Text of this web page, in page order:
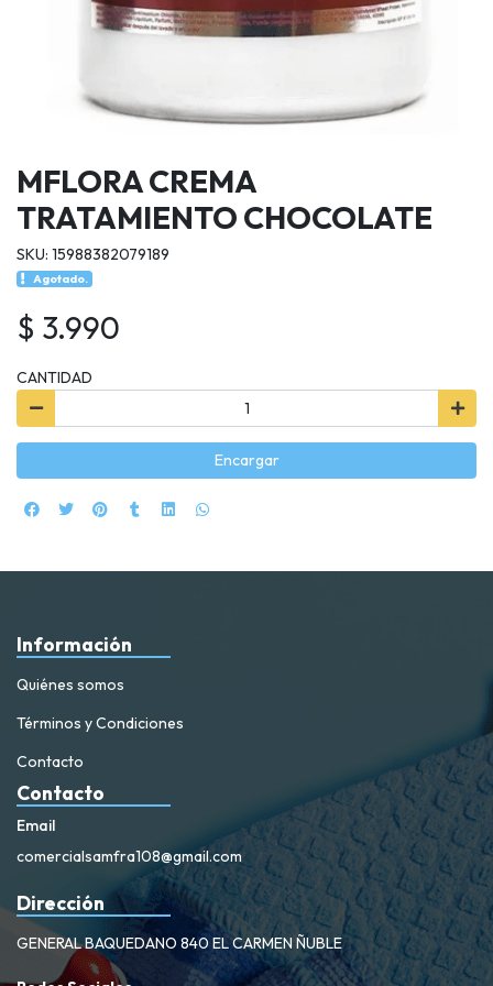
MFLORA CREMA
TRATAMIENTO CHOCOLATE
SKU: 15988382079189
Agotado.
$ 3.990
CANTIDAD
Encargar
Información
Quiénes somos
Términos y Condiciones
Contacto
Contacto
Email
comercialsamfra108@gmail.com
Dirección
GENERAL BAQUEDANO 840 EL CARMEN ÑUBLE